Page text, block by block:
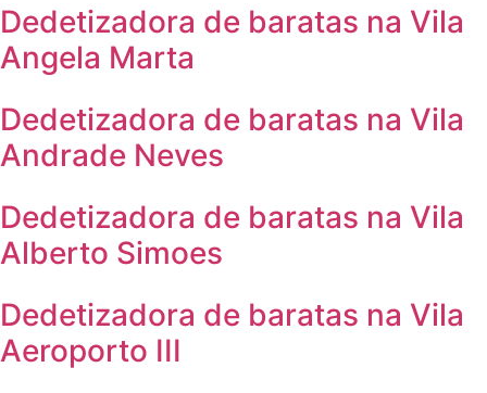
Dedetizadora de baratas na Vila
Angela Marta
Dedetizadora de baratas na Vila
Andrade Neves
Dedetizadora de baratas na Vila
Alberto Simoes
Dedetizadora de baratas na Vila
Aeroporto III